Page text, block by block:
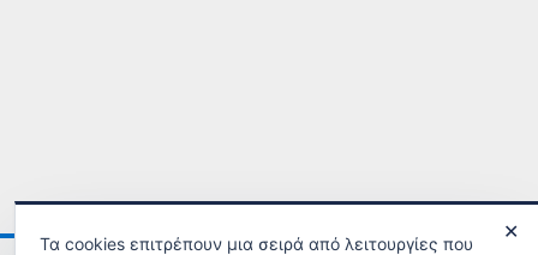
✕
Τα cookies επιτρέπουν μια σειρά από λειτουργίες που